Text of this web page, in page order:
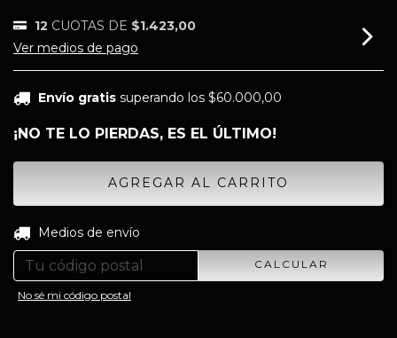
12 CUOTAS DE $1.423,00
Ver medios de pago
Envío gratis superando los $60.000,00
¡NO TE LO PIERDAS, ES EL ÚLTIMO!
Entregas para el CP:
Medios de envío
CALCULAR
No sé mi código postal